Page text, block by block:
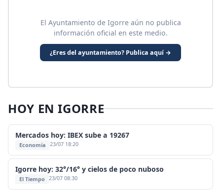
El Ayuntamiento de Igorre aún no publica
información oficial en este medio.
¿Eres del ayuntamiento? Publica aquí →
HOY EN IGORRE
Mercados hoy: IBEX sube a 19267
Economía 23/07 18:20
Igorre hoy: 32°/16° y cielos de poco nuboso
El Tiempo 23/07 08:30